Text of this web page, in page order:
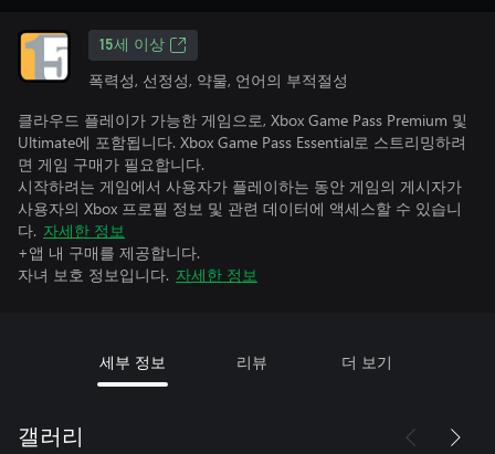
15세 이상
폭력성, 선정성, 약물, 언어의 부적절성
클라우드 플레이가 가능한 게임으로, Xbox Game Pass Premium 및
Ultimate에 포함됩니다. Xbox Game Pass Essential로 스트리밍하려
면 게임 구매가 필요합니다.
시작하려는 게임에서 사용자가 플레이하는 동안 게임의 게시자가
사용자의 Xbox 프로필 정보 및 관련 데이터에 액세스할 수 있습니
다. 자세한 정보
+앱 내 구매를 제공합니다.
자녀 보호 정보입니다. 자세한 정보
세부 정보 리뷰 더 보기
갤러리